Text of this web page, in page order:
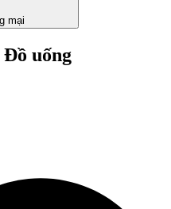
mại
uống